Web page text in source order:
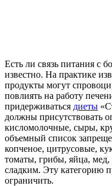
Есть ли связь питания с
известно. На практике
продукты могут
повлиять на работу
придерживаться диеты
должны присутствовать
кисломолочные, сыры,
объемный список
копченое, цитрусовые,
томаты, грибы, яйца, мед,
сладким. Эту категорию
ограничить.